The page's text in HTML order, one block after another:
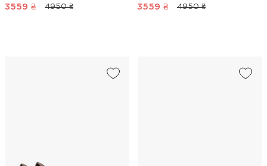
3559 ₴ 4950 ₴ 3559 ₴ 4950 ₴